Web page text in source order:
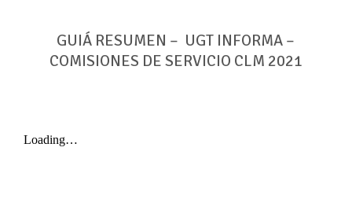
GUIÁ RESUMEN – UGT INFORMA –
COMISIONES DE SERVICIO CLM 2021